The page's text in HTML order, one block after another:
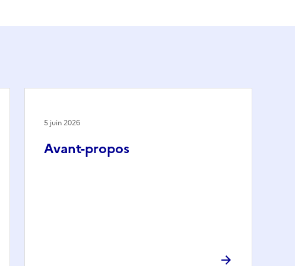
Avant-propos
5 juin 2026